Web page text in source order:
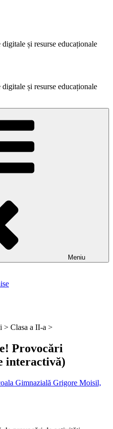
și resurse educaționale
și resurse educaționale
Meniu
> Clasa a II-a >
Provocări
interactivă)
Gimnazială Grigore Moisil,